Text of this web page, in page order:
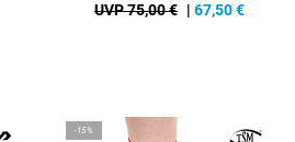
UVP 75,00 € | 67,50€
-15%